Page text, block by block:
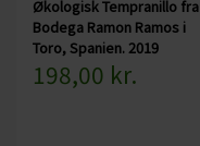
Økologisk Tempranillo fra
Bodega Ramon Ramos i
Toro, Spanien. 2019
198,00 kr.